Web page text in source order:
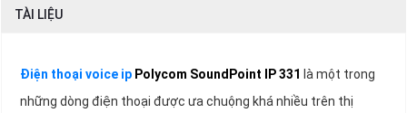
TÀI LIỆU
Điện thoại voice ip Polycom SoundPoint IP 331 là một trong
những dòng điện thoại được ưa chuộng khá nhiều trên thị